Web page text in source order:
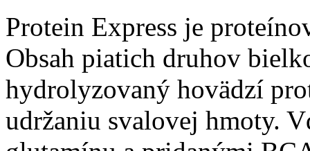
Protein Express je
Obsah piatich druhov
hydrolyzovaný hovädzí
udržaniu svalovej hmoty.